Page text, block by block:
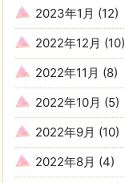
2023年1月 (12)
2022年12月 (10)
2022年11月 (8)
2022年10月 (5)
2022年9月 (10)
2022年8月 (4)